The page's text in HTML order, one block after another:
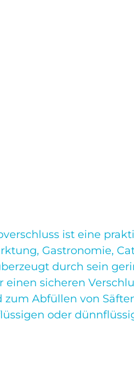
ist eine
Gastronomie,
durch sein
sicheren
Abfüllen von
oder